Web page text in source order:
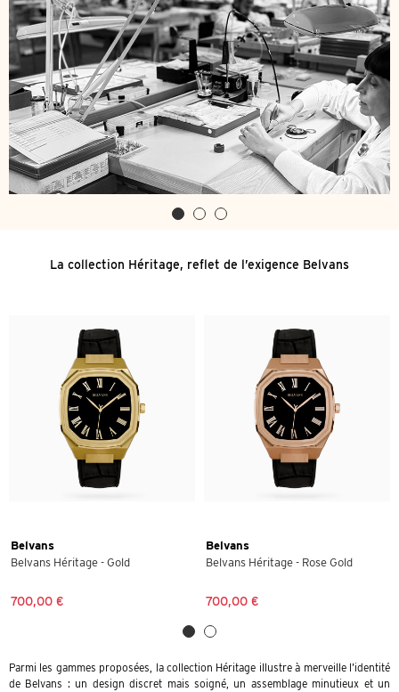
La collection Héritage, reflet de l’exigence Belvans
Belvans
Belvans Héritage - Gold
700,00 €
Belvans
Belvans Héritage - Rose Gold
700,00 €
Parmi les gammes proposées, la collection Héritage illustre à merveille l’identité
de Belvans : un design discret mais soigné, un assemblage minutieux et un